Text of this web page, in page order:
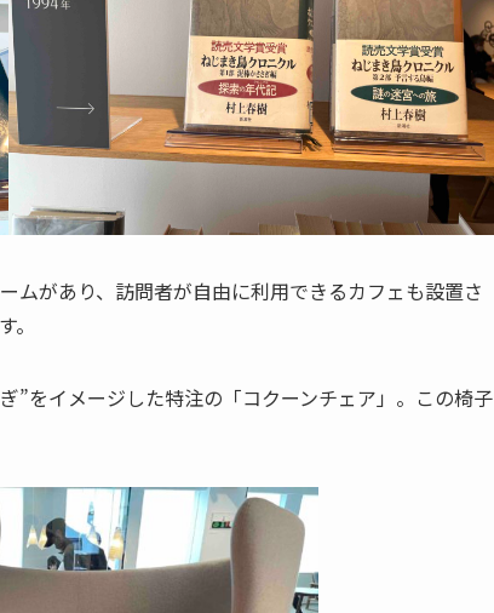
ムがあり、訪問者が自由に利用できるカフェも設置さ
”をイメージした特注の「コクーンチェア」。この椅子